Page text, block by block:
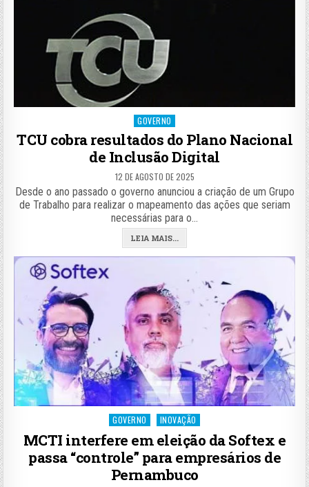
Posted
GOVERNO
TCU cobra resultados do Plano Nacional
de Inclusão Digital
12 DE AGOSTO DE 2025
Desde o ano passado o governo anunciou a criação de um Grupo
de Trabalho para realizar o mapeamento das ações que seriam
necessárias para o…
LEIA MAIS...
Posted
GOVERNO INOVAÇÃO
MCTI interfere em eleição da Softex e
passa “controle” para empresários de
Pernambuco